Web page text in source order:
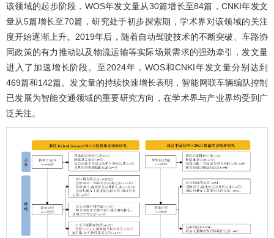
该领域的起步阶段，WOS年发文量从30篇增长至84篇，CNKI年发文
量从5篇增长至70篇，研究处于初步探索期，学术界对该领域的关注
度开始逐渐上升。2019年后，随着自动驾驶技术的不断突破、车路协
同政策的有力推动以及物流运输等实际场景需求的强劲牵引，发文量
进入了加速增长阶段。至2024年，WOS和CNKI年发文量分别达到
469篇和142篇。发文量的持续快速增长表明，智能网联车辆编队控制
已发展为智能交通领域的重要研究方向，在学术界与产业界均受到广
泛关注。